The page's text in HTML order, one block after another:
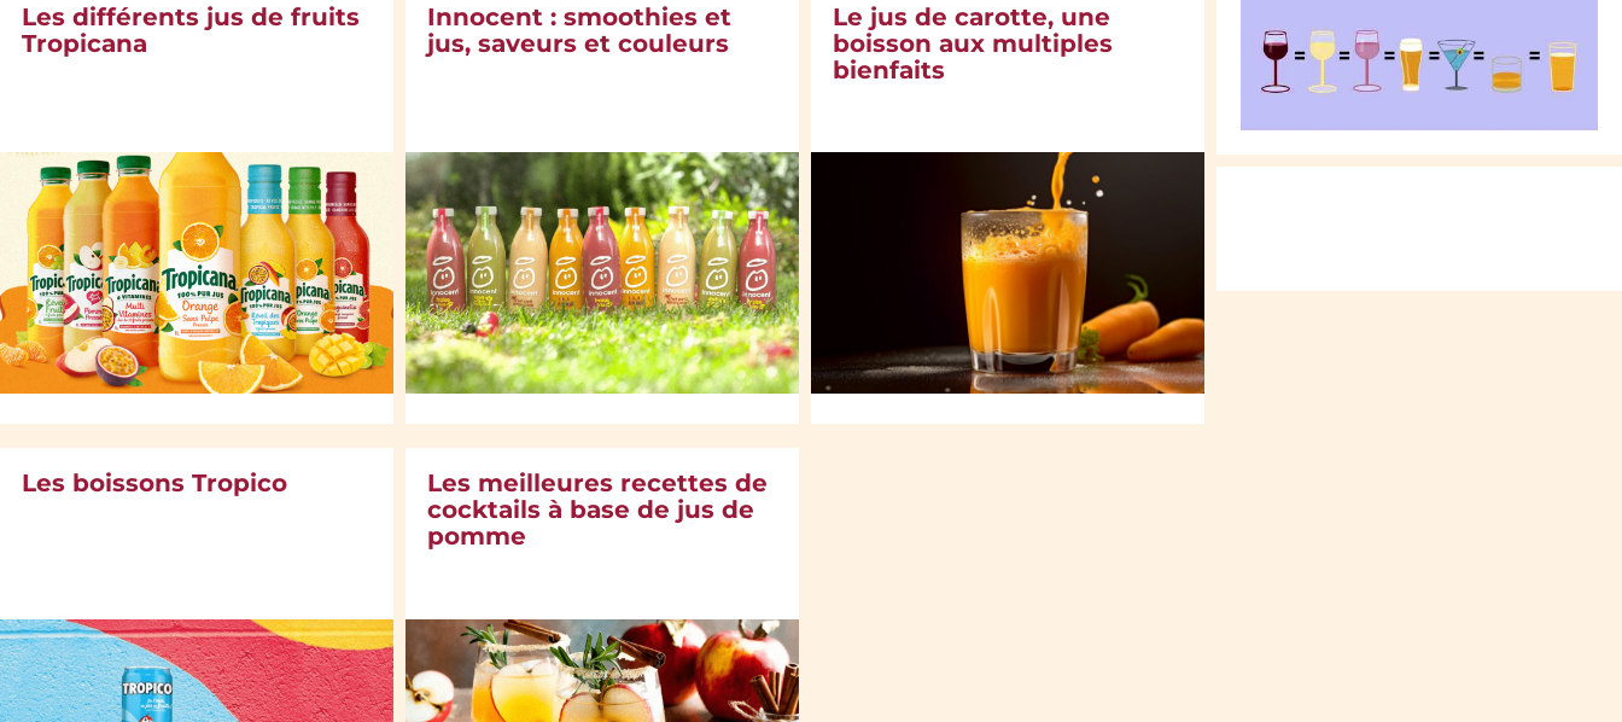
Les différents jus de fruits
Tropicana
Innocent : smoothies et
jus, saveurs et couleurs
Le jus de carotte, une
boisson aux multiples
bienfaits
Les boissons Tropico
Les meilleures recettes de
cocktails à base de jus de
pomme